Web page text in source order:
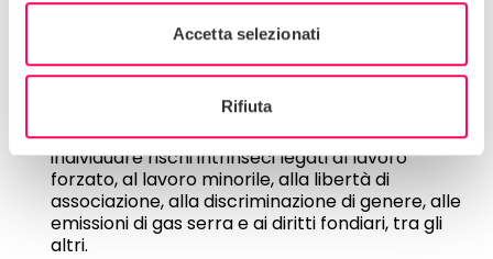
Accetta selezionati
Rifiuta
"catena di attività". Questo include
l'identificazione dei fornitori diretti e indiretti,
delle loro sedi e delle materie prime che si
Identificazione del rischio:Il tuo team deve
individuare rischi intrinseci legati al lavoro
forzato, al lavoro minorile, alla libertà di
associazione, alla discriminazione di genere, alle
emissioni di gas serra e ai diritti fondiari, tra gli
altri.